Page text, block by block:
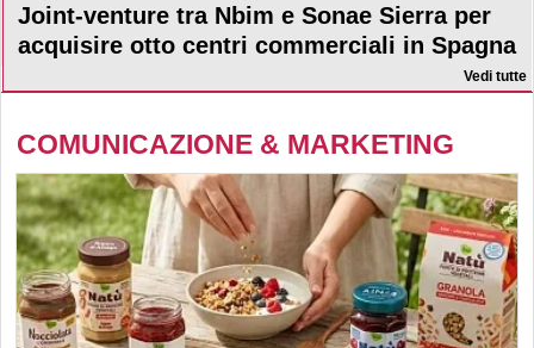
Joint-venture tra Nbim e Sonae Sierra per
acquisire otto centri commerciali in Spagna
Vedi tutte
COMUNICAZIONE & MARKETING